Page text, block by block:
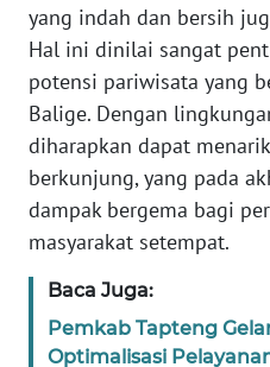
yang indah dan bersih
Hal ini dinilai sangat
potensi pariwisata yang
Balige. Dengan
diharapkan dapat
berkunjung, yang pada
dampak bergema bagi
masyarakat setempat.
Baca Juga:
Pemkab Tapteng
Optimalisasi
WN
NUSANTARA
WN
JOGJA
JATIM
WN